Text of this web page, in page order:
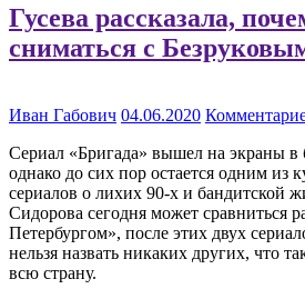
Гусева рассказала,
сниматься с
Иван Габович 04.06.2020
Сериал «Бригада» вышел на экраны в
однако до сих пор остается одним из
сериалов о лихих 90-х и бандитской
Сидорова сегодня может сравниться
Петербургом», после этих двух
нельзя назвать никаких других, что
всю страну.